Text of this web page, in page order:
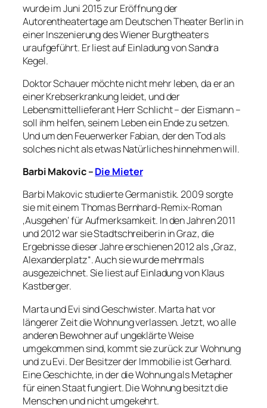
wurde im Juni 2015 zur Eröffnung der
Autorentheatertage am Deutschen Theater Berlin in
einer Inszenierung des Wiener Burgtheaters
uraufgeführt. Er liest auf Einladung von Sandra
Kegel.
Doktor Schauer möchte nicht mehr leben, da er an
einer Krebserkrankung leidet, und der
Lebensmittellieferant Herr Schlicht – der Eismann –
soll ihm helfen, seinem Leben ein Ende zu setzen.
Und um den Feuerwerker Fabian, der den Tod als
solches nicht als etwas Natürliches hinnehmen will.
Barbi Makovic –Die Mieter
Barbi Makovic studierte Germanistik. 2009 sorgte
sie mit einem Thomas Bernhard-Remix-Roman
‚Ausgehen‘ für Aufmerksamkeit. In den Jahren 2011
und 2012 war sie Stadtschreiberin in Graz, die
Ergebnisse dieser Jahre erschienen 2012 als „Graz,
Alexanderplatz“. Auch sie wurde mehrmals
ausgezeichnet. Sie liest auf Einladung von Klaus
Kastberger.
Marta und Evi sind Geschwister. Marta hat vor
längerer Zeit die Wohnung verlassen. Jetzt, wo alle
anderen Bewohner auf ungeklärte Weise
umgekommen sind, kommt sie zurück zur Wohnung
und zu Evi. Der Besitzer der Immobilie ist Gerhard.
Eine Geschichte, in der die Wohnung als Metapher
für einen Staat fungiert. Die Wohnung besitzt die
Menschen und nicht umgekehrt.